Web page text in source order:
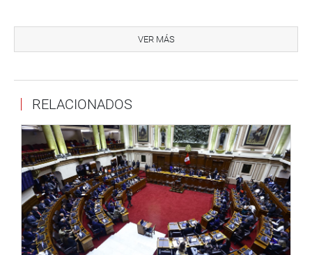
VER MÁS
RELACIONADOS